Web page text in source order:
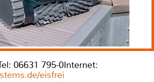
06631 795-0Internet:
eisfrei